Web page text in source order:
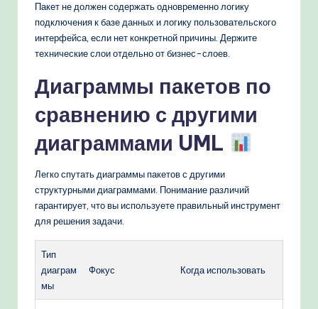
Пакет не должен содержать одновременно логику
подключения к базе данных и логику пользовательского
интерфейса, если нет конкретной причины. Держите
технические слои отдельно от бизнес-слоев.
Диаграммы пакетов по
сравнению с другими
диаграммами UML
Легко спутать диаграммы пакетов с другими
структурными диаграммами. Понимание различий
гарантирует, что вы используете правильный инструмент
для решения задачи.
Тип
диаграм
мы
Фокус Когда использовать